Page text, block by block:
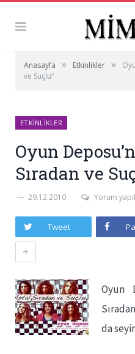
Anasayfa » Etkinlikler »
ve Suçlu”
ETKINLIKLER
Oyun
Sıradan ve
29.12.2010 Yorum
Tweet
+
Oyun
da